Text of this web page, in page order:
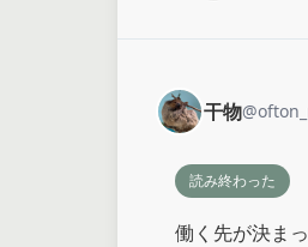
干物@
読み終わった
働く先が決ま